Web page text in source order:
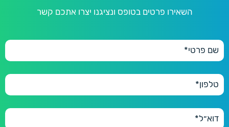
השאירו פרטים בטופס ונציגנו יצרו אתכם קשר